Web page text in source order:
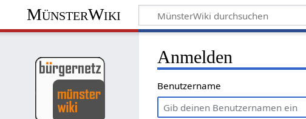
MünsterWiki
Anmelden
Benutzername